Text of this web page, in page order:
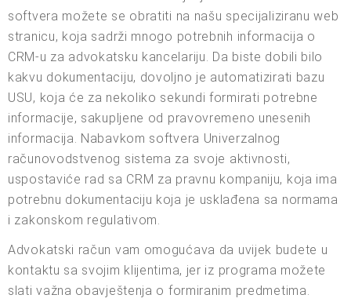
softvera možete se obratiti na našu specijaliziranu web
stranicu, koja sadrži mnogo potrebnih informacija o
CRM-u za advokatsku kancelariju. Da biste dobili bilo
kakvu dokumentaciju, dovoljno je automatizirati bazu
USU, koja će za nekoliko sekundi formirati potrebne
informacije, sakupljene od pravovremeno unesenih
informacija. Nabavkom softvera Univerzalnog
računovodstvenog sistema za svoje aktivnosti,
uspostaviće rad sa CRM za pravnu kompaniju, koja ima
potrebnu dokumentaciju koja je usklađena sa normama
i zakonskom regulativom.
Advokatski račun vam omogućava da uvijek budete u
kontaktu sa svojim klijentima, jer iz programa možete
slati važna obavještenja o formiranim predmetima.